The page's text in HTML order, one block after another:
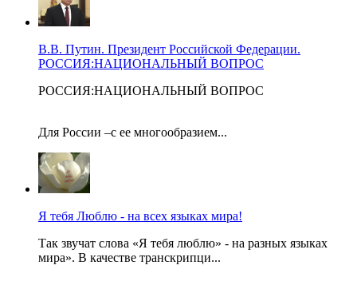
В.В. Путин. Президент Российской Федерации.
РОССИЯ:НАЦИОНАЛЬНЫЙ ВОПРОС
РОССИЯ:НАЦИОНАЛЬНЫЙ ВОПРОС
Для России –с ее многообразием...
Я тебя Люблю - на всех языках мира!
Так звучат слова «Я тебя люблю» - на разных языках
мира». В качестве транскрипци...